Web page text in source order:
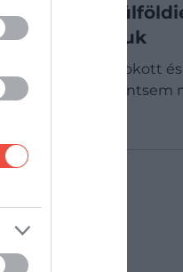
édesség a
mégis imádjuk
Az itthon megszokott
külföldieket korántsem